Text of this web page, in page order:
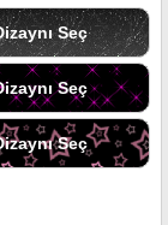
Seç
Seç
Seç